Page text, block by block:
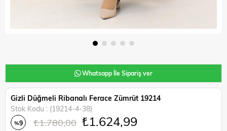
Whatsapp İle Sipariş ver
Gizli Düğmeli Ribanalı Ferace Zümrüt 19214
Stok Kodu
(19214-4-38)
%9 ₺1.780,00 ₺1.624,99